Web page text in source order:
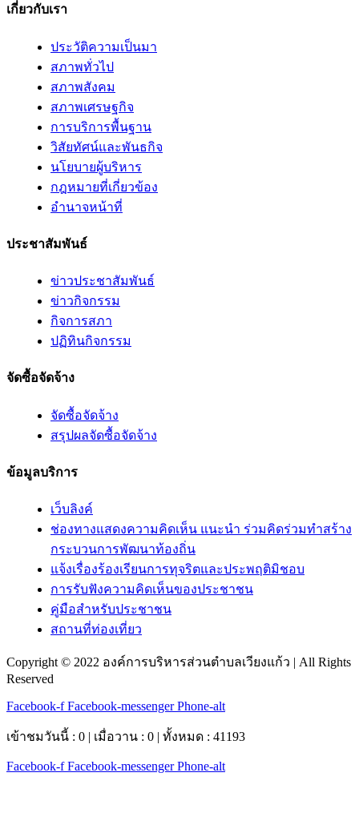
เกี่ยวกับเรา
ประวัติความเป็นมา
สภาพทั่วไป
สภาพสังคม
สภาพเศรษฐกิจ
การบริการพื้นฐาน
วิสัยทัศน์และพันธกิจ
นโยบายผู้บริหาร
กฎหมายที่เกี่ยวข้อง
อํานาจหน้าที่
ประชาสัมพันธ์
ข่าวประชาสัมพันธ์
ข่าวกิจกรรม
กิจการสภา
ปฏิทินกิจกรรม
จัดซื้อจัดจ้าง
จัดซื้อจัดจ้าง
สรุปผลจัดซื้อจัดจ้าง
ข้อมูลบริการ
เว็บลิงค์
ช่องทางแสดงความคิดเห็น แนะนำ ร่วมคิดร่วมทำสร้าง
กระบวนการพัฒนาท้องถิ่น
แจ้งเรื่องร้องเรียนการทุจริตและประพฤติมิชอบ
การรับฟังความคิดเห็นของประชาชน
คู่มือสำหรับประชาชน
สถานที่ท่องเที่ยว
Copyright © 2022 องค์การบริหารส่วนตำบลเวียงแก้ว | All Rights
Reserved
Facebook-f Facebook-messenger Phone-alt
เข้าชมวันนี้ : 0 | เมื่อวาน : 0 | ทั้งหมด : 41193
Facebook-f Facebook-messenger Phone-alt